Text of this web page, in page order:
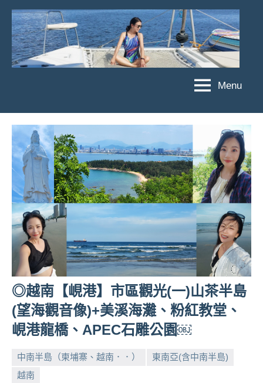
Skip
content
菲
亞
娃
JEFFIA
FANG
亞
娃
粉
團、
主
題
旅
遊、
人
帶
路、
旅
遊
目
來
Menu
◎越南【峴港】市區觀光(一)山茶半島
(望海觀音像)+美溪海灘、粉紅教堂、
峴港龍橋、APEC石雕公園￼
中南半島（柬埔寨、越南．．）
東南亞(含中南半島)
越南